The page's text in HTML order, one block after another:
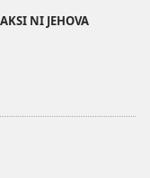
NI JEHOVA